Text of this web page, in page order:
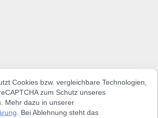
Cookies bzw. vergleichbare Technologien,
zum Schutz unseres
Mehr dazu in unserer
. Bei Ablehnung steht das